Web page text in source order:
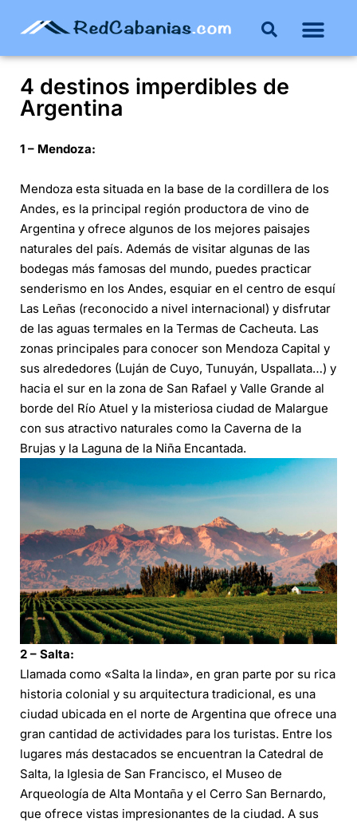
4 destinos imperdibles de
Argentina
1 – Mendoza:
Mendoza esta situada en la base de la cordillera de los
Andes, es la principal región productora de vino de
Argentina y ofrece algunos de los mejores paisajes
naturales del país. Además de visitar algunas de las
bodegas más famosas del mundo, puedes practicar
senderismo en los Andes, esquiar en el centro de esquí
Las Leñas (reconocido a nivel internacional) y disfrutar
de las aguas termales en la Termas de Cacheuta. Las
zonas principales para conocer son Mendoza Capital y
sus alrededores (Luján de Cuyo, Tunuyán, Uspallata…) y
hacia el sur en la zona de San Rafael y Valle Grande al
borde del Río Atuel y la misteriosa ciudad de Malargue
con sus atractivo naturales como la Caverna de la
Brujas y la Laguna de la Niña Encantada.
2 – Salta:
Llamada como «Salta la linda», en gran parte por su rica
historia colonial y su arquitectura tradicional, es una
ciudad ubicada en el norte de Argentina que ofrece una
gran cantidad de actividades para los turistas. Entre los
lugares más destacados se encuentran la Catedral de
Salta, la Iglesia de San Francisco, el Museo de
Arqueología de Alta Montaña y el Cerro San Bernardo,
que ofrece vistas impresionantes de la ciudad. A sus